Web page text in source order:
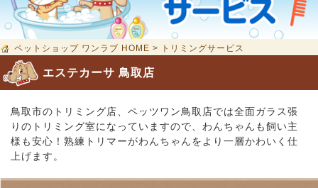
ペットショップ ワンラブ HOME > トリミングサービス
エステカーサ 鳥取店
鳥取市のトリミング店、ペッツワン鳥取店では全面ガラス張
りのトリミング室になっていますので、わんちゃんも飼い主
様も安心！熟練トリマーがわんちゃんをより一層かわいく仕
上げます。